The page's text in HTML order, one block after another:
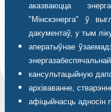
аказваюцца
"Мінскэнерга" ў
дакументаў, у тым
аператыўнае
энергазабеспячальнай
кансультацыйную
архіваванне,
афіцыйнасць адносін